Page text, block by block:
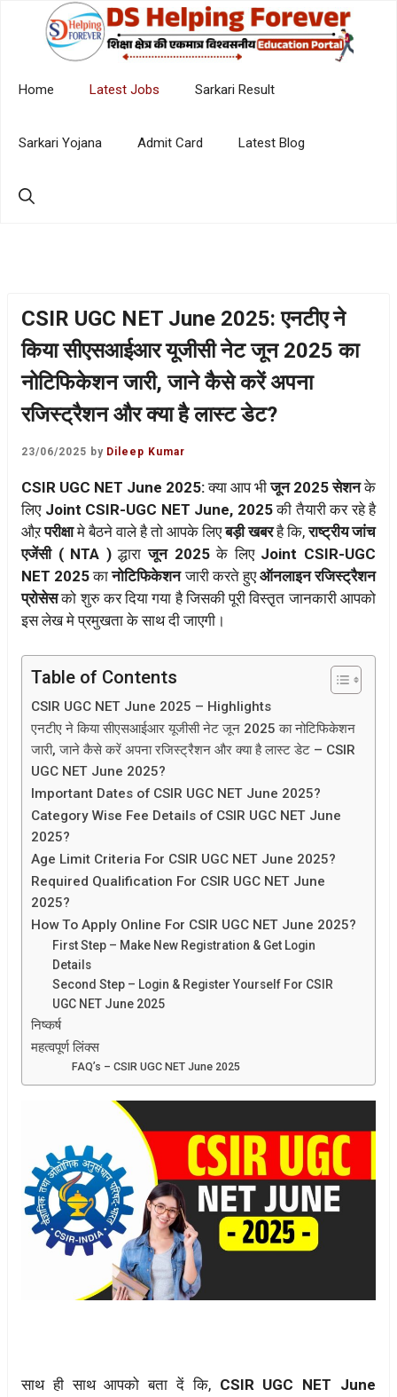
Home Latest Jobs Sarkari Result
Sarkari Yojana Admit Card Latest Blog
CSIR UGC NET June 2025: एनटीए ने
किया सीएसआईआर यूजीसी नेट जून 2025 का
नोटिफिकेशन जारी, जाने कैसे करें अपना
रजिस्ट्रैशन और क्या है लास्ट डेट?
23/06/2025 by Dileep Kumar
CSIR UGC NET June 2025:क्या आप भीजून 2025 सेशनके
लिए Joint CSIR-UGC NET June, 2025की तैयारी कर रहे है
औऱपरीक्षामे बैठने वाले है तो आपके लिएबड़ी खबरहै कि,राष्ट्रीय जांच
एजेंसी ( NTA )द्धाराजून 2025के लिए Joint CSIR-UGC
NET 2025कानोटिफिकेशनजारी करते हुएऑनलाइन रजिस्ट्रैशन
प्रोसेसको शुरु कर दिया गया है जिसकी पूरी विस्तृ़त जानकारी आपको
इस लेख मे प्रमुखता के साथ दी जाएगी।
Table of Contents
CSIR UGC NET June 2025 – Highlights
एनटीए ने किया सीएसआईआर यूजीसी नेट जून 2025 का नोटिफिकेशन
जारी, जाने कैसे करें अपना रजिस्ट्रैशन और क्या है लास्ट डेट – CSIR
UGC NET June 2025?
Important Dates of CSIR UGC NET June 2025?
Category Wise Fee Details of CSIR UGC NET June
2025?
Age Limit Criteria For CSIR UGC NET June 2025?
Required Qualification For CSIR UGC NET June
2025?
How To Apply Online For CSIR UGC NET June 2025?
First Step – Make New Registration & Get Login
Details
Second Step – Login & Register Yourself For CSIR
UGC NET June 2025
निष्कर्ष
महत्वपूर्ण लिंक्स
FAQ’s – CSIR UGC NET June 2025
साथ ही साथ आपको बता दें कि, CSIR UGC NET June